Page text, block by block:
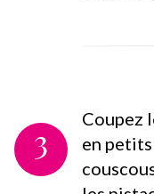
3
Coupez
en